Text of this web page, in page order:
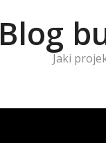
Blog
Jaki